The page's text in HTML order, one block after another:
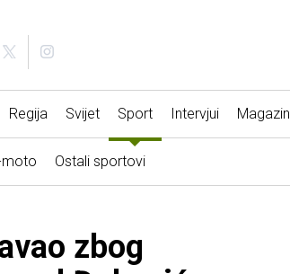
Regija Svijet Sport Intervjui Magazin
Ostali sportovi
zbog